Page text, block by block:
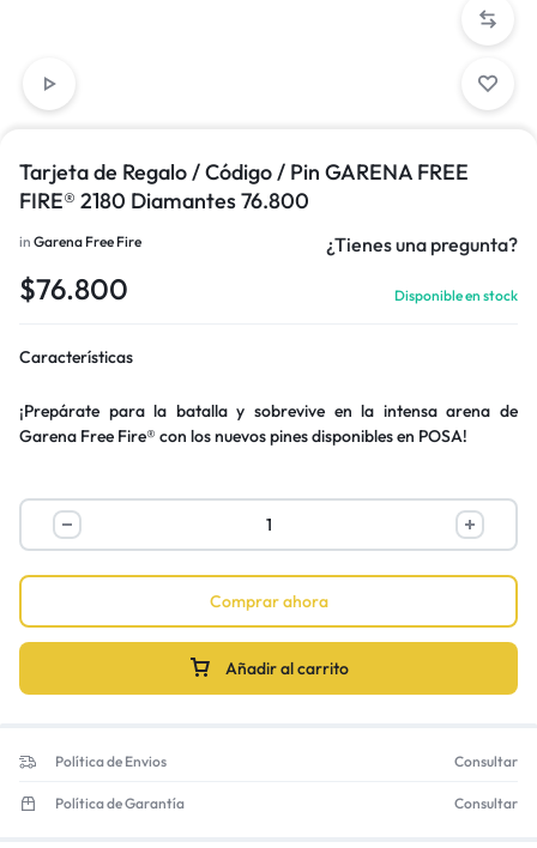
Tarjeta de Regalo / Código / Pin GARENA FREE
FIRE® 2180 Diamantes 76.800
in Garena Free Fire ¿Tienes una pregunta?
$76.800 Disponible en stock
Características
¡Prepárate para la batalla y sobrevive en la intensa arena de
Garena Free Fire® con los nuevos pines disponibles en POSA!
Añadir al carrito
Comprar ahora
Política de Envios Consultar
Política de Garantía Consultar